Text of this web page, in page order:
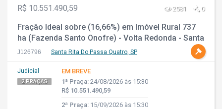
R$ 10.551.490,59 2581 0
Fração Ideal sobre (16,66%) em Imóvel Rural 737
ha (Fazenda Santo Onofre) - Volta Redonda - Santa
Rita do Passo Quatro - SP
J126796 Santa Rita Do Passa Quatro, SP
Judicial
2 PRAÇAS
EM BREVE
1ª Praça: 24/08/2026 às 15:30
R$ 10.551.490,59
2ª Praça: 15/09/2026 às 15:30